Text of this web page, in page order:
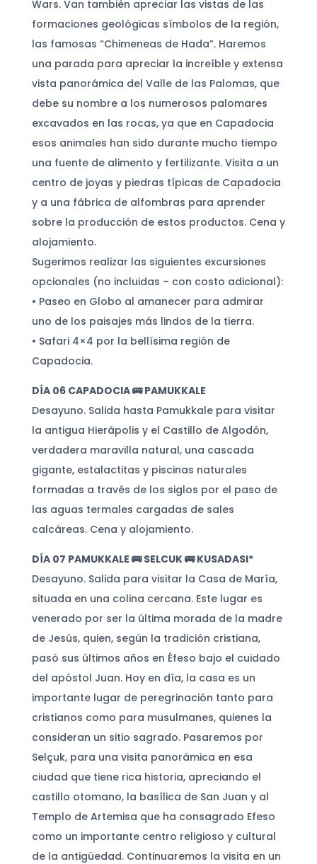
Wars. Van también apreciar las vistas de las
formaciones geológicas símbolos de la región,
las famosas “Chimeneas de Hada”. Haremos
una parada para apreciar la increíble y extensa
vista panorámica del Valle de las Palomas, que
debe su nombre a los numerosos palomares
excavados en las rocas, ya que en Capadocia
esos animales han sido durante mucho tiempo
una fuente de alimento y fertilizante. Visita a un
centro de joyas y piedras típicas de Capadocia
y a una fábrica de alfombras para aprender
sobre la producción de estos productos. Cena y
alojamiento.
Sugerimos realizar las siguientes excursiones
opcionales (no incluidas – con costo adicional):
• Paseo en Globo al amanecer para admirar
uno de los paisajes más lindos de la tierra.
• Safari 4×4 por la bellísima región de
Capadocia.
DÍA 06 CAPADOCIA 🚌 PAMUKKALE
Desayuno. Salida hasta Pamukkale para visitar
la antigua Hierápolis y el Castillo de Algodón,
verdadera maravilla natural, una cascada
gigante, estalactitas y piscinas naturales
formadas a través de los siglos por el paso de
las aguas termales cargadas de sales
calcáreas. Cena y alojamiento.
DÍA 07 PAMUKKALE 🚌 SELCUK 🚌 KUSADASI*
Desayuno. Salida para visitar la Casa de María,
situada en una colina cercana. Este lugar es
venerado por ser la última morada de la madre
de Jesús, quien, según la tradición cristiana,
pasó sus últimos años en Éfeso bajo el cuidado
del apóstol Juan. Hoy en día, la casa es un
importante lugar de peregrinación tanto para
cristianos como para musulmanes, quienes la
consideran un sitio sagrado. Pasaremos por
Selçuk, para una visita panorámica en esa
ciudad que tiene rica historia, apreciando el
castillo otomano, la basílica de San Juan y al
Templo de Artemisa que ha consagrado Efeso
como un importante centro religioso y cultural
de la antigüedad. Continuaremos la visita en un